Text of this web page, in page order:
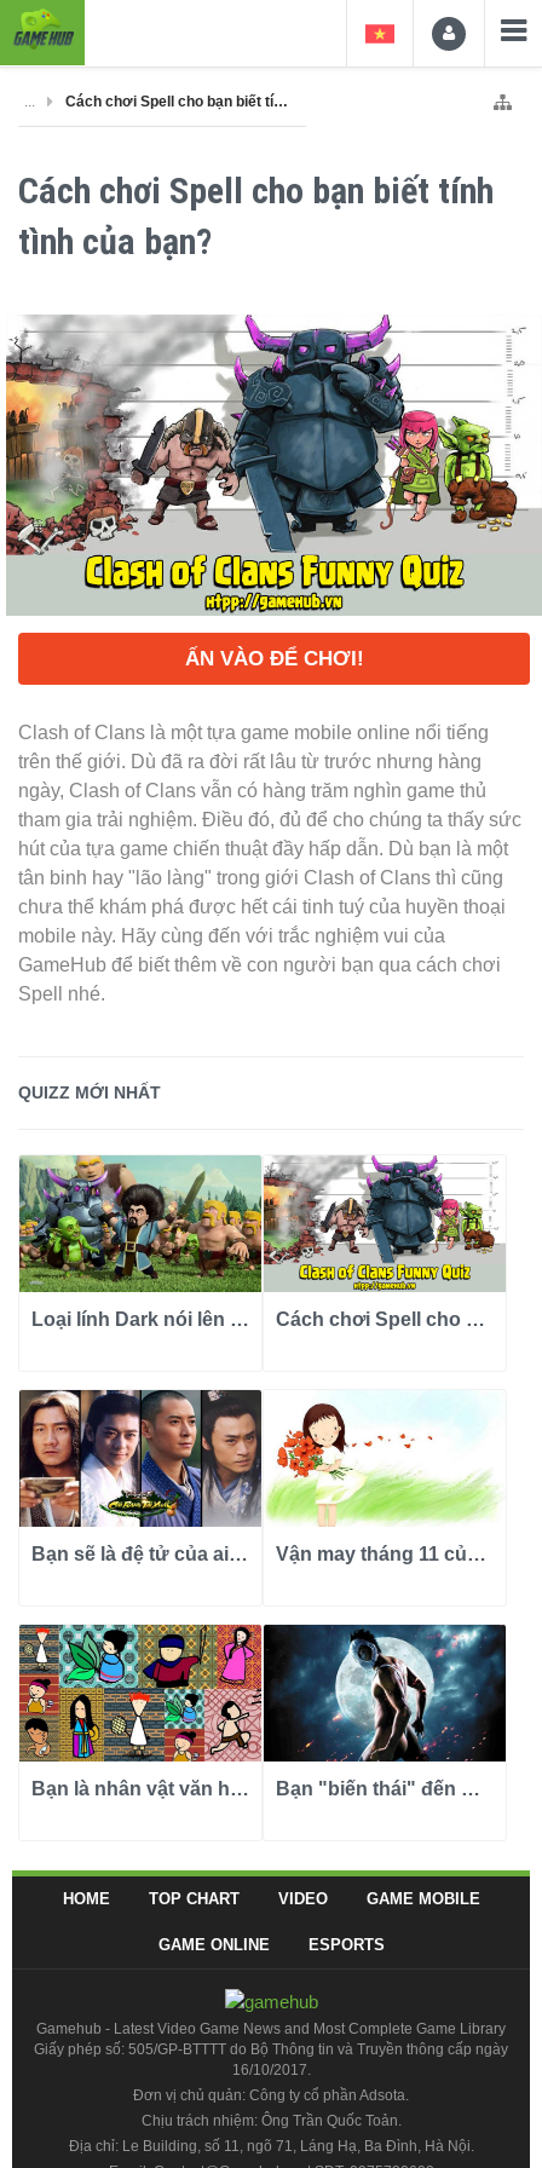
... Cách chơi Spell cho bạn biết tính tình của bạn?
Cách chơi Spell cho bạn biết tính
tình của bạn?
ẤN VÀO ĐỂ CHƠI!
Clash of Clans là một tựa game mobile online nổi tiếng
trên thế giới. Dù đã ra đời rất lâu từ trước nhưng hàng
ngày, Clash of Clans vẫn có hàng trăm nghìn game thủ
tham gia trải nghiệm. Điều đó, đủ để cho chúng ta thấy sức
hút của tựa game chiến thuật đầy hấp dẫn. Dù bạn là một
tân binh hay "lão làng" trong giới Clash of Clans thì cũng
chưa thể khám phá được hết cái tinh tuý của huyền thoại
mobile này. Hãy cùng đến với trắc nghiệm vui của
GameHub để biết thêm về con người bạn qua cách chơi
Spell nhé.
QUIZZ MỚI NHẤT
Loại lính Dark nói lên con người bạn ra sao? Cách chơi Spell cho bạn biết tính tình của bạn?
Bạn sẽ là đệ tử của ai trong Thiên Long Bát Bộ? Vận may tháng 11 của 12 cung hoàng đạo ra sao?
Bạn là nhân vật văn học Việt Nam nào? Bạn "biến thái" đến mức nào?
HOME TOP CHART VIDEO GAME MOBILE
GAME ONLINE ESPORTS
Gamehub - Latest Video Game News and Most Complete Game Library
Giấy phép số: 505/GP-BTTTT do Bộ Thông tin và Truyền thông cấp ngày
16/10/2017.
Đơn vị chủ quản: Công ty cổ phần Adsota.
Chịu trách nhiệm: Ông Trần Quốc Toản.
Địa chỉ: Le Building, số 11, ngõ 71, Láng Hạ, Ba Đình, Hà Nội.